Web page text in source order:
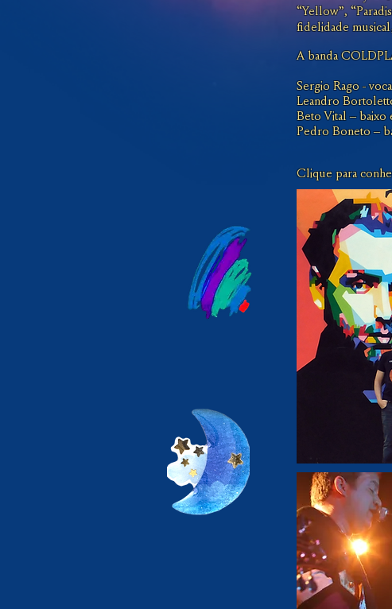
“Yellow”,
fidelidade
A banda
Sergio Rago -
Leandro
Beto Vital – baixo
Pedro Boneto –
Clique para